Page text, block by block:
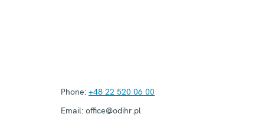
Phone: +48 22 520 06 00
Email: office@odihr.pl